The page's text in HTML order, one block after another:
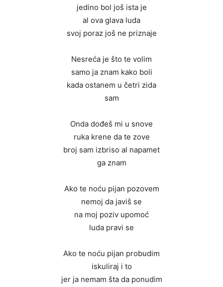
jedino bol još ista je
al ova glava luda
svoj poraz još ne priznaje
Nesreća je što te volim
samo ja znam kako boli
kada ostanem u četri zida
sam
Onda dođeš mi u snove
ruka krene da te zove
broj sam izbriso al napamet
ga znam
Ako te noću pijan pozovem
nemoj da javiš se
na moj poziv upomoć
luda pravi se
Ako te noću pijan probudim
iskuliraj i to
jer ja nemam šta da ponudim